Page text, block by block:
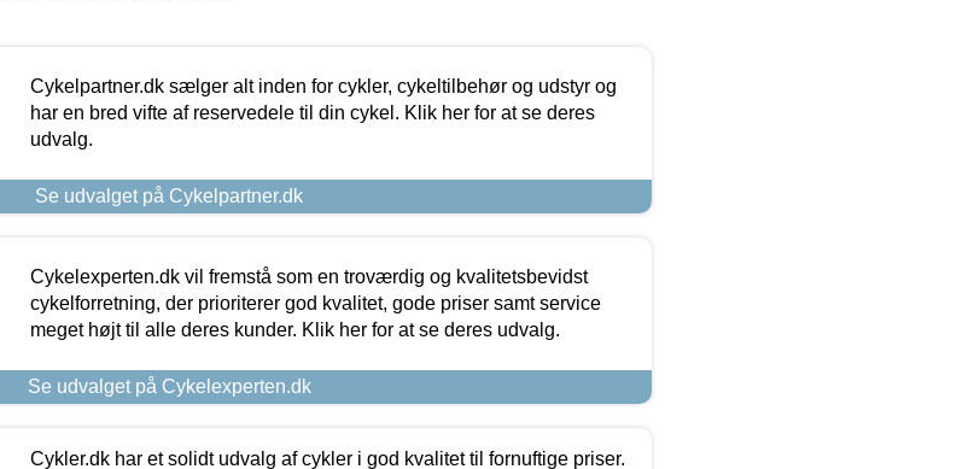
Cykelpartner.dk sælger alt inden for cykler, cykeltilbehør og udstyr og
har en bred vifte af reservedele til din cykel. Klik her for at se deres
udvalg.
Se udvalget på Cykelpartner.dk
Cykelexperten.dk vil fremstå som en troværdig og kvalitetsbevidst
cykelforretning, der prioriterer god kvalitet, gode priser samt service
meget højt til alle deres kunder. Klik her for at se deres udvalg.
Se udvalget på Cykelexperten.dk
Cykler.dk har et solidt udvalg af cykler i god kvalitet til fornuftige priser.